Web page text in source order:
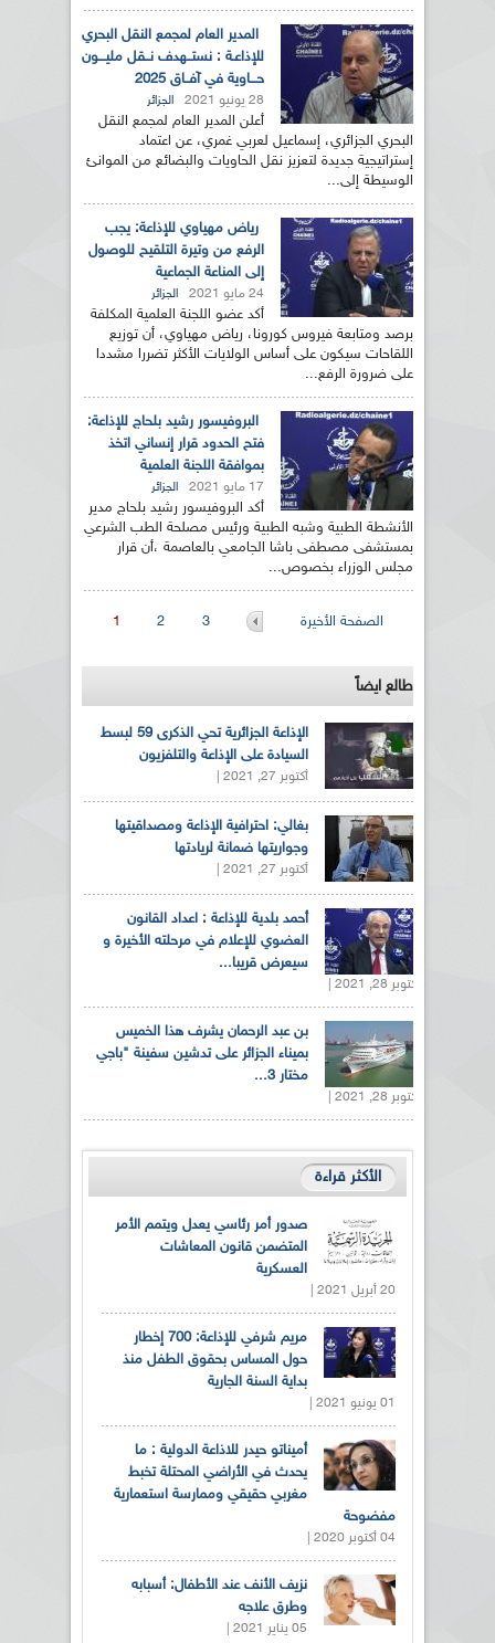
المدير العام لمجمع النقل البحري
للإذاعـة : نستــهدف نــقل مليـــون
حـــاوية في آفــاق 2025
28 يونيو 2021 الجزائر
أعلن المدير العام لمجمع النقل
البحري الجزائري، إسماعيل لعربي غمري، عن اعتماد
إستراتيجية جديدة لتعزيز نقل الحاويات والبضائع من الموانئ
الوسيطة إلى...
رياض مهياوي للإذاعة: يجب
الرفع من وتيرة التلقيح للوصول
إلى المناعة الجماعية
24 مايو 2021 الجزائر
أكد عضو اللجنة العلمية المكلفة
برصد ومتابعة فيروس كورونا، رياض مهياوي، أن توزيع
اللقاحات سيكون على أساس الولايات الأكثر تضررا مشددا
على ضرورة الرفع...
البروفيسور رشيد بلحاج للإذاعة:
فتح الحدود قرار إنساني اتخذ
بموافقة اللجنة العلمية
17 مايو 2021 الجزائر
أكد البروفيسور رشيد بلحاج مدير
الأنشطة الطبية وشبه الطبية ورئيس مصلحة الطب الشرعي
بمستشفى مصطفى باشا الجامعي بالعاصمة ،أن قرار
مجلس الوزراء بخصوص...
الصفحات 1 2 3 الصفحة الأخيرة
طالع ايضاً
الإذاعة الجزائرية تحي الذكرى 59 لبسط
السيادة على الإذاعة والتلفزيون
أكتوبر 27, 2021 |
بغالي: احترافية الإذاعة ومصداقيتها
وجواريتها ضمانة لريادتها
أكتوبر 27, 2021 |
أحمد بلدية للإذاعة : اعداد القانون
العضوي للإعلام في مرحلته الأخيرة و
سيعرض قريبا...
أكتوبر 28, 2021 |
بن عبد الرحمان يشرف هذا الخميس
بميناء الجزائر على تدشين سفينة "باجي
مختار 3...
أكتوبر 28, 2021 |
الأكثر قراءة
صدور أمر رئاسي يعدل ويتمم الأمر
المتضمن قانون المعاشات
العسكرية
20 أبريل 2021 |
مريم شرفي للإذاعة: 700 إخطار
حول المساس بحقوق الطفل منذ
بداية السنة الجارية
01 يونيو 2021 |
أميناتو حيدر للاذاعة الدولية : ما
يحدث في الأراضي المحتلة تخبط
مغربي حقيقي وممارسة استعمارية
مفضوحة
04 أكتوبر 2020 |
نزيف الأنف عند الأطفال: أسبابه
وطرق علاجه
05 يناير 2021 |